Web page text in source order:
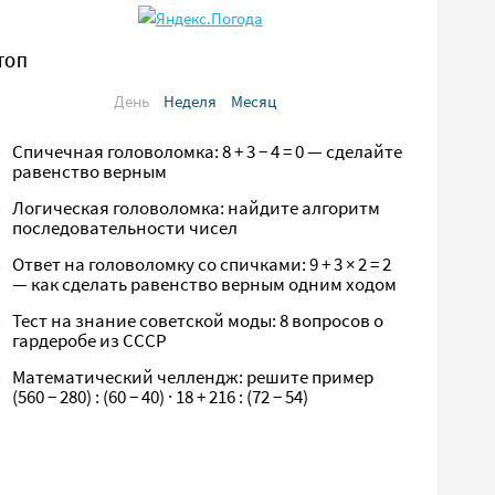
День
Неделя Месяц
Спичечная головоломка: 8 + 3 − 4 = 0 — сделайте
равенство верным
Логическая головоломка: найдите алгоритм
последовательности чисел
Ответ на головоломку со спичками: 9 + 3 × 2 = 2
— как сделать равенство верным одним ходом
Тест на знание советской моды: 8 вопросов о
гардеробе из СССР
Математический челлендж: решите пример
(560 − 280) : (60 − 40) · 18 + 216 : (72 − 54)